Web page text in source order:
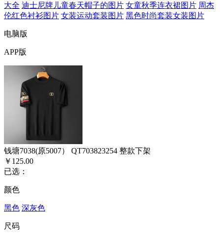
大全 迪士尼牌儿童春天帽子的图片 女童秋季连衣裙图片 周杰
伦红色衬衫图片 女装运动套装图片 黑色时尚套装女装图片
电脑版
APP版
钱塘7038(原5007） QT703823254 整款下架
￥125.00
已选：
颜色
黑色 深灰色
尺码